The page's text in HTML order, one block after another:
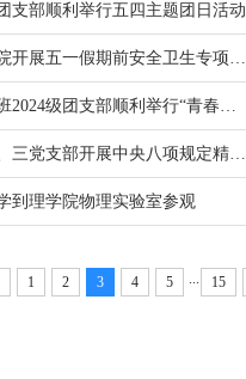
支部顺利举行五四主题团日活动
安全不放假！理学院开展五一假期前安全卫生专项检查
理学院研究生物理班2024级团支部顺利举行“青春为中国式现代化挺膺担当”五四主题团日活动
理学院研究生第二、三党支部开展中央八项规定精神专题党课暨警示教育活动
到理学院物理实验室参观
1 2 3 4 5 15